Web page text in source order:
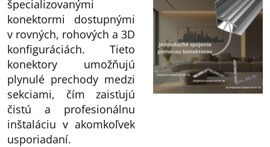
špecializovanými
konektormi dostupnými
v rovných, rohových a 3D
konfiguráciách. Tieto
konektory umožňujú
plynulé prechody medzi
sekciami, čím zaisťujú
čistú a profesionálnu
inštaláciu v akomkoľvek
usporiadaní.